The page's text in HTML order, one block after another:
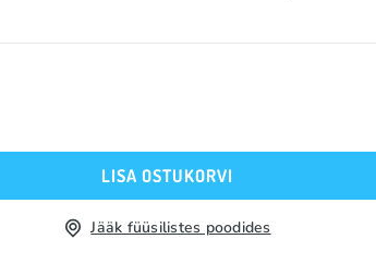
LISA OSTUKORVI
Jääk füüsilistes poodides